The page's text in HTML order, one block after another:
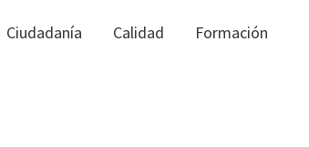
Ciudadanía Calidad Formación